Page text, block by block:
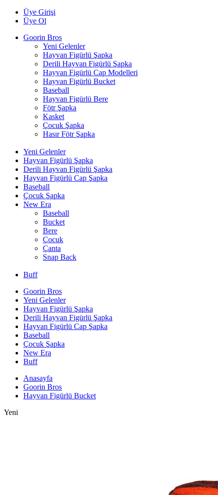
Üye Girişi
Üye Ol
Goorin Bros
Yeni Gelenler
Hayvan Figürlü Şapka
Derili Hayvan Figürlü Şapka
Hayvan Figürlü Cap Modelleri
Hayvan Figürlü Bucket
Baseball
Hayvan Figürlü Bere
Fötr Şapka
Kasket
Çocuk Şapka
Hasır Fötr Şapka
Yeni Gelenler
Hayvan Figürlü Şapka
Derili Hayvan Figürlü Şapka
Hayvan Figürlü Cap Şapka
Baseball
Çocuk Şapka
New Era
Baseball
Bucket
Bere
Çocuk
Çanta
Snap Back
Buff
Goorin Bros
Yeni Gelenler
Hayvan Figürlü Şapka
Derili Hayvan Figürlü Şapka
Hayvan Figürlü Cap Şapka
Baseball
Çocuk Şapka
New Era
Buff
Anasayfa
Goorin Bros
Hayvan Figürlü Bucket
Yeni